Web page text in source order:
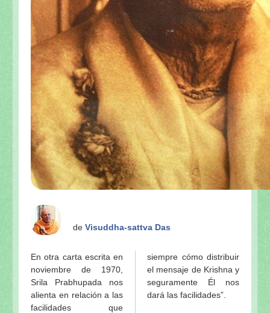
El amoroso pasatiempo del Señor Jagannatha de
El templo del Señor Jagannatha y el Gaura-lila en
El pasatiempo del “cambio de cuerpo” del Señor
Nabhi-Brahma: La “fuerza vital” del Señor
Los pasatiempos de Sri Gauranga en el Ratha-
Ratha-yatra-guhyam-rahasya: El significado
Continuación: Los nuevos carros del Señor
El festival del Ratha-yatra y el Jagannatha-lila de
Las gentiles y sabias palabras del actual rey de
Los pujaris del Señor Jagannatha y el origen del
El maha-prasadam del Señor Jagannatha y una
Los festivales del Señor Jagannatha de Visuddha-
La especialidad del baile de Sriman Mahaprabhu
El amoroso pasatiempo del Señor Jagannatha de
Sri Sri Jagannatha-deva-stavah, por Sri Sanatana
Visuddha-sattva Das - INDICE de NOTAS
de Visuddha-sattva Das
En otra carta escrita en
noviembre de 1970,
Srila Prabhupada nos
alienta en relación a las
facilidades que
siempre cómo distribuir
el mensaje de Krishna y
seguramente Él nos
dará las facilidades”.